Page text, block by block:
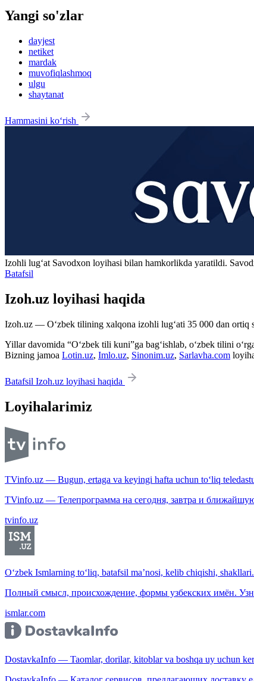
Yangi so'zlar
dayjest
netiket
mardak
muvofiqlashmoq
ulgu
shaytanat
Hammasini ko‘rish
Izohli lugʻat Savodxon loyihasi bilan hamkorlikda yaratildi.
Batafsil
Izoh.uz loyihasi haqida
Izoh.uz — O‘zbek tilining xalqona izohli lug‘ati 35 000 dan ortiq
Yillar davomida “O‘zbek tili kuni”ga bag‘ishlab, o‘zbek tilini
Bizning jamoa Lotin.uz, Imlo.uz, Sinonim.uz, Sarlavha.com
Batafsil Izoh.uz loyihasi haqida
Loyihalarimiz
TVinfo.uz — Bugun, ertaga va keyingi hafta uchun to‘liq
TVinfo.uz — Телепрограмма на сегодня, завтра и
tvinfo.uz
O‘zbek Ismlarning to‘liq, batafsil ma’nosi, kelib chiqishi,
Полный смысл, происхождение, формы узбекских имён.
ismlar.com
DostavkaInfo — Taomlar, dorilar, kitoblar va boshqa uy uchun